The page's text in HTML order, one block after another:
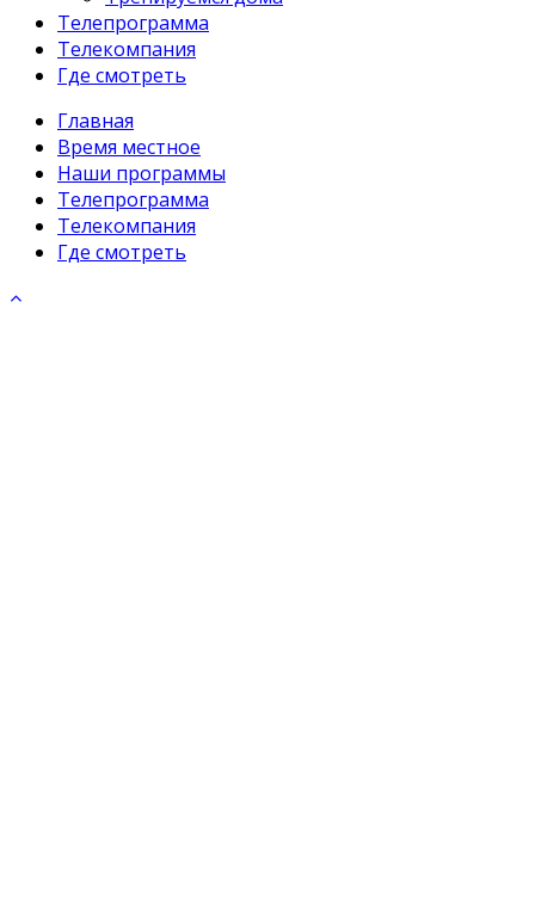
Телепрограмма
Телекомпания
Где смотреть
Главная
Время местное
Наши программы
Телепрограмма
Телекомпания
Где смотреть